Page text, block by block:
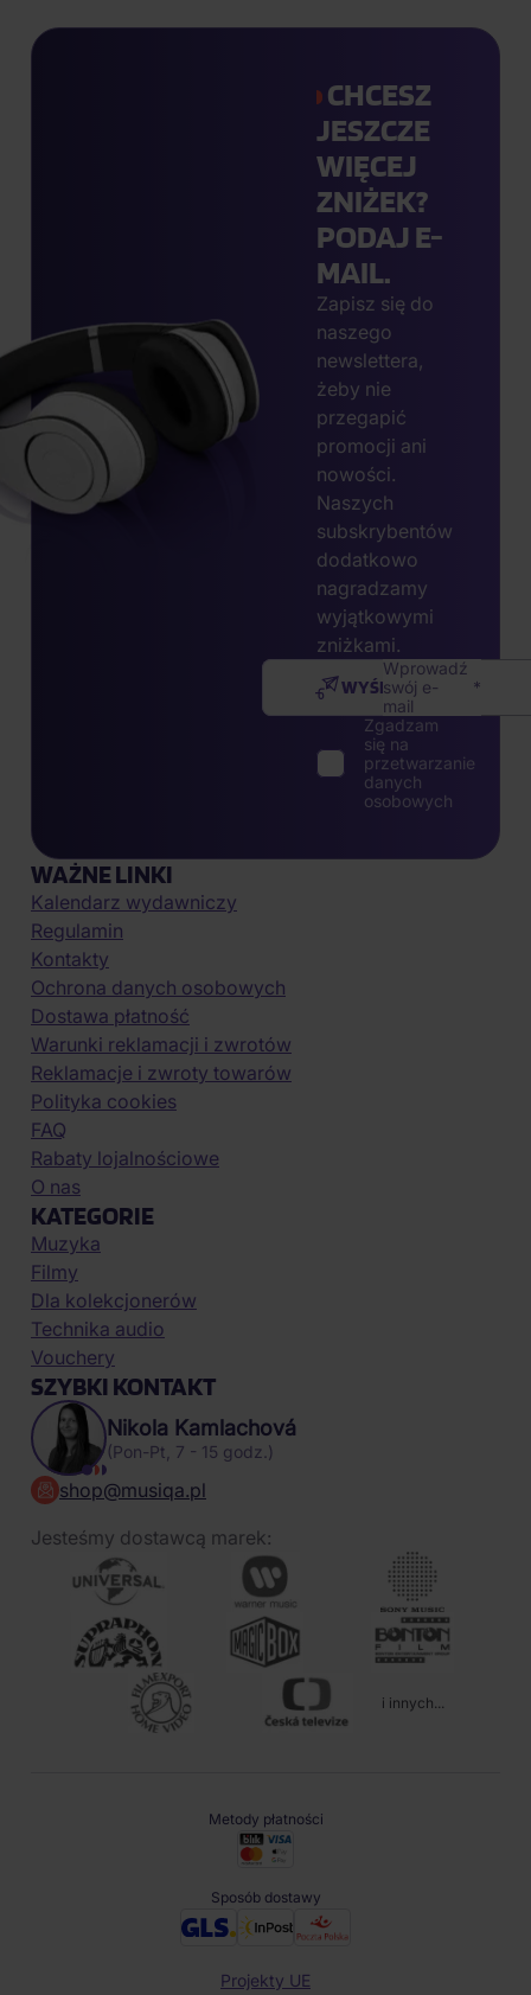
CHCESZ
JESZCZE
WIĘCEJ
ZNIŻEK?
PODAJ E-
MAIL.
Zapisz się do
naszego
newslettera,
żeby nie
przegapić
promocji ani
nowości.
Naszych
subskrybentów
dodatkowo
nagradzamy
wyjątkowymi
zniżkami.
Wprowadź
swój e-
mail
WYŚLIJ
Zgadzam
się na
przetwarzanie
danych
osobowych
WAŻNE LINKI
Kalendarz wydawniczy
Regulamin
Kontakty
Ochrona danych osobowych
Dostawa płatność
Warunki reklamacji i zwrotów
Reklamacje i zwroty towarów
Polityka cookies
FAQ
Rabaty lojalnościowe
O nas
KATEGORIE
Muzyka
Filmy
Dla kolekcjonerów
Technika audio
Vouchery
SZYBKI KONTAKT
Nikola Kamlachová
(Pon-Pt, 7 - 15 godz.)
shop@musiqa.pl
Jesteśmy dostawcą marek:
i innych...
Metody płatności
Sposób dostawy
Projekty UE